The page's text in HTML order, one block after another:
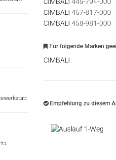
CIMBALI 457-817-000
CIMBALI 458-981-000
Für folgende Marken
CIMBALI
Empfehlung zu diesem